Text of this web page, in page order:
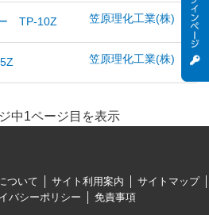
TP-10Z 笠原理化工業(株)
笠原理化工業(株)
中1ページ目を表示
ついて サイト利用案内
サイトマップ
バシーポリシー
免責事項